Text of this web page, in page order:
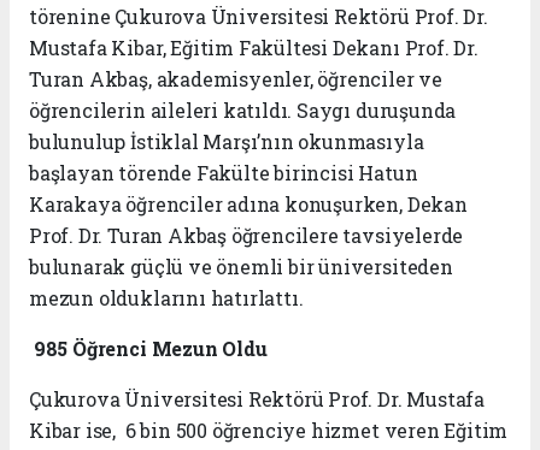
törenine Çukurova Üniversitesi Rektörü Prof. Dr.
Mustafa Kibar, Eğitim Fakültesi Dekanı Prof. Dr.
Turan Akbaş, akademisyenler, öğrenciler ve
öğrencilerin aileleri katıldı. Saygı duruşunda
bulunulup İstiklal Marşı’nın okunmasıyla
başlayan törende Fakülte birincisi Hatun
Karakaya öğrenciler adına konuşurken, Dekan
Prof. Dr. Turan Akbaş öğrencilere tavsiyelerde
bulunarak güçlü ve önemli bir üniversiteden
mezun olduklarını hatırlattı.
985 Öğrenci Mezun Oldu
Çukurova Üniversitesi Rektörü Prof. Dr. Mustafa
Kibar ise, 6 bin 500 öğrenciye hizmet veren Eğitim